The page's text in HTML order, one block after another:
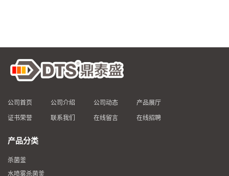
公司首页 公司介绍 公司动态 产品展厅
证书荣誉 联系我们 在线留言 在线招聘
产品分类
杀菌釜
水喷雾杀菌釜